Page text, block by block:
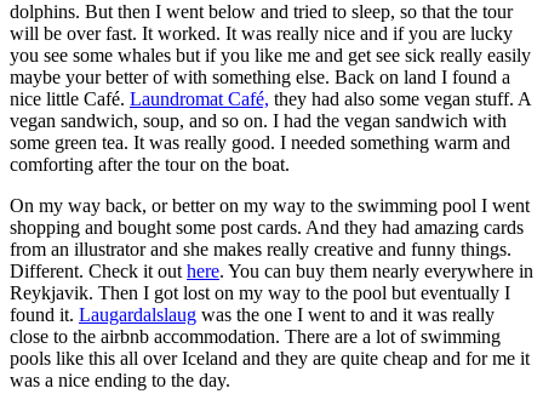
dolphins. But then I went below and tried to sleep, so that the tour
will be over fast. It worked. It was really nice and if you are lucky
you see some whales but if you like me and get see sick really easily
maybe your better of with something else. Back on land I found a
nice little Café. Laundromat Café, they had also some vegan stuff. A
vegan sandwich, soup, and so on. I had the vegan sandwich with
some green tea. It was really good. I needed something warm and
comforting after the tour on the boat.
On my way back, or better on my way to the swimming pool I went
shopping and bought some post cards. And they had amazing cards
from an illustrator and she makes really creative and funny things.
Different. Check it out here. You can buy them nearly everywhere in
Reykjavik. Then I got lost on my way to the pool but eventually I
found it. Laugardalslaug was the one I went to and it was really
close to the airbnb accommodation. There are a lot of swimming
pools like this all over Iceland and they are quite cheap and for me it
was a nice ending to the day.